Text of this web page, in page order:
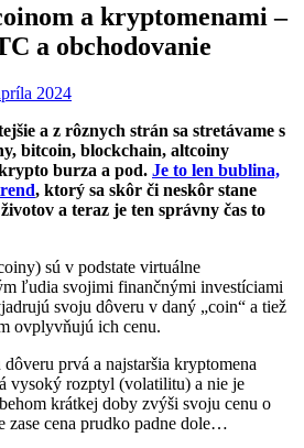
a kryptomenami –
a obchodovanie
2024
a z rôznych strán sa stretávame s
bitcoin, blockchain, altcoiny
burza a pod. Je to len bublina,
, ktorý sa skôr či neskôr stane
a teraz je ten správny čas to
sú v podstate virtuálne
ľudia svojimi finančnými investíciami
svoju dôveru v daný „coin“ a tiež
ovplyvňujú ich cenu.
prvá a najstaršia kryptomena
vysoký rozptyl (volatilitu) a nie je
krátkej doby zvýši svoju cenu o
zase cena prudko padne dole…